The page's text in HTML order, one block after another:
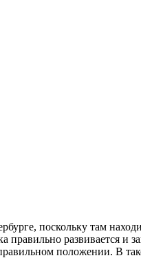
поскольку там
развивается и
положении. В